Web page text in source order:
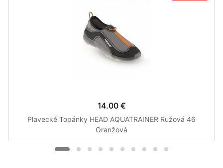
14.00 €
Plavecké Topánky HEAD AQUATRAINER Ružová 46
Oranžová